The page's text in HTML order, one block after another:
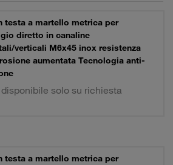
testa a martello metrica per
diretto in canaline
verticali M6x45 inox resistenza
aumentata Tecnologia anti-
disponibile solo su richiesta
testa a martello metrica per